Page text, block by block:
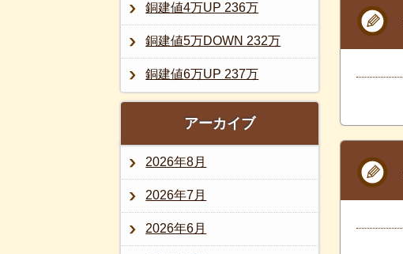
銅建値4万UP 236万
銅建値5万DOWN 232万
銅建値6万UP 237万
アーカイブ
2026年8月
2026年7月
2026年6月